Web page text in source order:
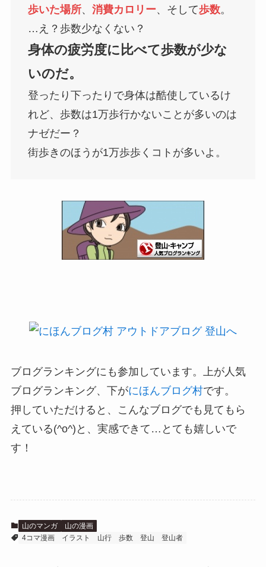
歩いた場所、 消費カロリー、そして歩数。
…え？歩数少なくない？
身体の疲労度に比べて歩数が少な
いのだ。
登ったり下ったりで身体は酷使しているけ
れど、歩数は1万歩行かないことが多いのは
ナゼだー？
街歩きのほうが1万歩歩くコトが多いよ。
ブログランキングにも参加しています。上が人気
ブログランキング、下がにほんブログ村です。
押していただけると、こんなブログでも見てもら
えている(^o^)と、実感できて…とても嬉しいで
す！
山のマンガ
山の漫画
4コマ漫画
イラスト 山行 歩数 登山 登山者